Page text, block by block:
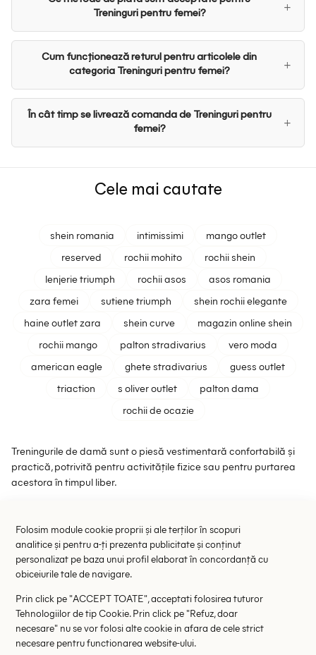
Treninguri pentru femei?
Cum funcționează returul pentru articolele din
categoria Treninguri pentru femei?
În cât timp se livrează comanda de Treninguri pentru
femei?
Cele mai cautate
shein romania intimissimi
mango outlet
reserved
rochii mohito
rochii shein
lenjerie triumph
rochii asos
asos romania
zara femei
sutiene triumph
shein rochii elegante
haine outlet zara
shein curve
magazin online shein
rochii mango
palton stradivarius
vero moda
american eagle
ghete stradivarius
guess outlet
triaction
s oliver outlet
palton dama
rochii de ocazie
Treningurile de damă sunt o piesă vestimentară confortabilă și
practică, potrivită pentru activitățile fizice sau pentru purtarea
acestora în timpul liber.
fabricate din materiale ușoare și respirabile, precum bumbacul
sau poliesterul, pentru a permite pielii să respire și a menține
confortul în timpul activităților. Pe lângă toate modele disponibile,
te invităm să descoperi și multitudinea de culori și imprimeuri, de
Treningurile sunt un element esențial al garderobei pentru
femeile active sau cele care apreciază confortul și libertatea de
mișcare, iar ținuta poate fi completată lejer de o pereche de
adidași sau de cele mai multe ori de tricouri în trend.
Folosim module cookie proprii și ale terților în scopuri
analitice și pentru a-ți prezenta publicitate și conținut
personalizat pe baza unui profil elaborat în concordanță cu
obiceiurile tale de navigare.
Prin click pe "ACCEPT TOATE", acceptati folosirea tuturor
Tehnologiilor de tip Cookie. Prin click pe "Refuz, doar
necesare" nu se vor folosi alte cookie in afara de cele strict
necesare pentru functionarea website-ului.